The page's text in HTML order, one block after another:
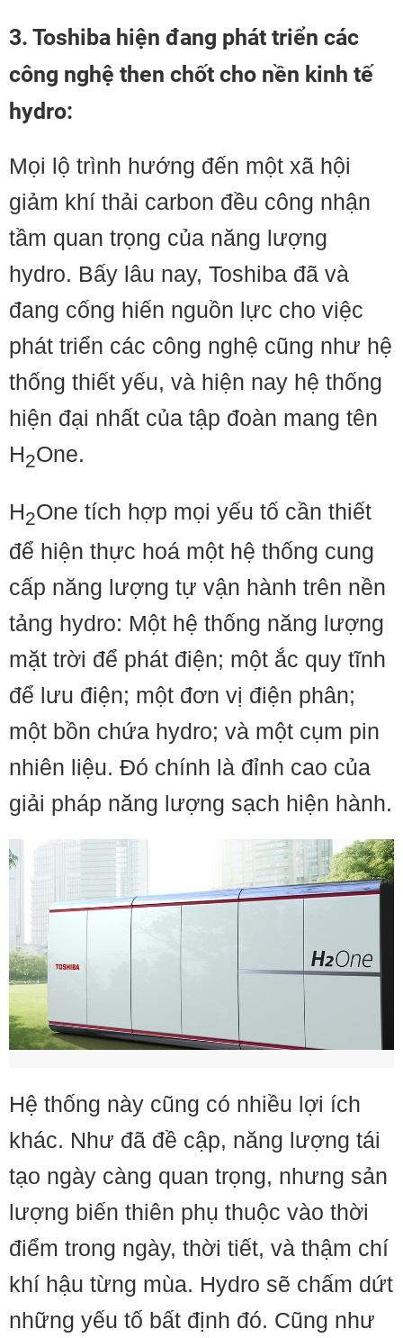
3. Toshiba hiện đang phát triển các
công nghệ then chốt cho nền kinh tế
hydro:
Mọi lộ trình hướng đến một xã hội
giảm khí thải carbon đều công nhận
tầm quan trọng của năng lượng
hydro. Bấy lâu nay, Toshiba đã và
đang cống hiến nguồn lực cho việc
phát triển các công nghệ cũng như hệ
thống thiết yếu, và hiện nay hệ thống
hiện đại nhất của tập đoàn mang tên
H2One.
H2One tích hợp mọi yếu tố cần thiết
để hiện thực hoá một hệ thống cung
cấp năng lượng tự vận hành trên nền
tảng hydro: Một hệ thống năng lượng
mặt trời để phát điện; một ắc quy tĩnh
để lưu điện; một đơn vị điện phân;
một bồn chứa hydro; và một cụm pin
nhiên liệu. Đó chính là đỉnh cao của
giải pháp năng lượng sạch hiện hành.
Hệ thống này cũng có nhiều lợi ích
khác. Như đã đề cập, năng lượng tái
tạo ngày càng quan trọng, nhưng sản
lượng biến thiên phụ thuộc vào thời
điểm trong ngày, thời tiết, và thậm chí
khí hậu từng mùa. Hydro sẽ chấm dứt
những yếu tố bất định đó. Cũng như